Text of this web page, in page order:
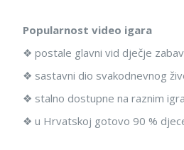
Popularnost video igara
❖ postale glavni vid dječje
❖ sastavni dio svakodnevnog
❖ stalno dostupne na raznim
❖ u Hrvatskoj gotovo 90 %